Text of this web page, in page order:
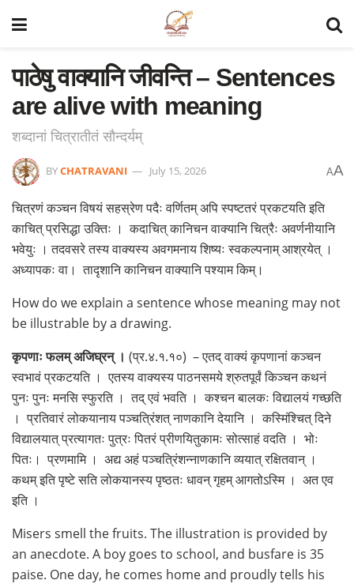
पाठेषु वाक्यानि जीवन्ति – Sentences
are alive with meaning
शब्दानां चित्रातीतं सौन्दर्यम्
BYCHATRAVANI July 15, 2026 AA
चित्रणं कञ्चन विषयं सहस्रेण पदैः वर्णितम् अपि स्पष्टतरं प्रकटयति इति
काचित् प्रसिद्धा उक्तिः । कदाचित् कानिचन वाक्यानि चित्रैः अवर्णनीयानि
भवेयुः । तदवसरे तस्य वाक्यस्य अवगमनाय शिष्यः स्वकल्पनाम् आश्रयेत् ।
अध्यापकः वा। तादृशानि कानिचन वाक्यानि पश्याम किम्।
How do we explain a sentence whose meaning may not
be illustrable by a drawing.
कृपणाः फलम् अजिघ्रन् । (प्र.४.१.१०) – एतद् वाक्यं कृपणानां कञ्चन
स्वभावं प्रकटयति । एतस्य वाक्यस्य पाठनसमये श्रुतपूर्वं किञ्चन कथनं
पुनः पुनः मनसि स्फुरति । तद् एवं भवति । कश्चन बालकः विद्यालयं गच्छति
। प्रतिवारं लोकयानाय पञ्चत्रिंशत् नाणकानि देयानि । कस्मिंश्चित् दिने
विद्यालयात् प्रत्यागतः पुत्रः पितरं प्रीणयितुकामः सोत्साहं वदति । भोः
पितः। प्रणमामि । अद्य अहं पञ्चत्रिंशन्नाणकानि व्ययात् रक्षितवान् ।
कथम् इति पृष्टे सति लोकयानस्य पृष्ठतः धावन् गृहम् आगतोऽस्मि । अत एव
इति ।
Misers smell the fruits. The illustration is provided by
an anecdote. A boy goes to school, and busfare is 35
paise. One day, he comes home and proudly tells his